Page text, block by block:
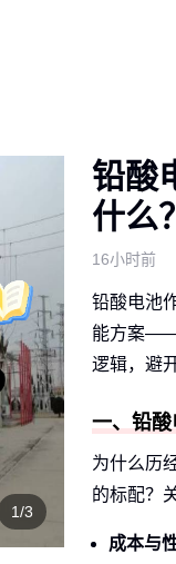
1/3
铅酸
什么？
16小时前
铅酸电池
能方案——
逻辑，避
一、铅
为什么历
的标配？
成本与